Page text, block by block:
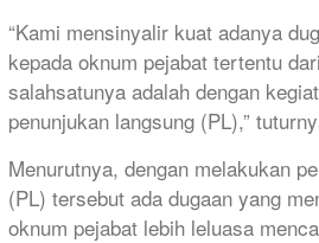
“Kami mensinyalir kuat adanya
kepada oknum pejabat tertentu
salahsatunya adalah dengan
penunjukan langsung (PL),”
Menurutnya, dengan melakukan
(PL) tersebut ada dugaan yang
oknum pejabat lebih leluasa